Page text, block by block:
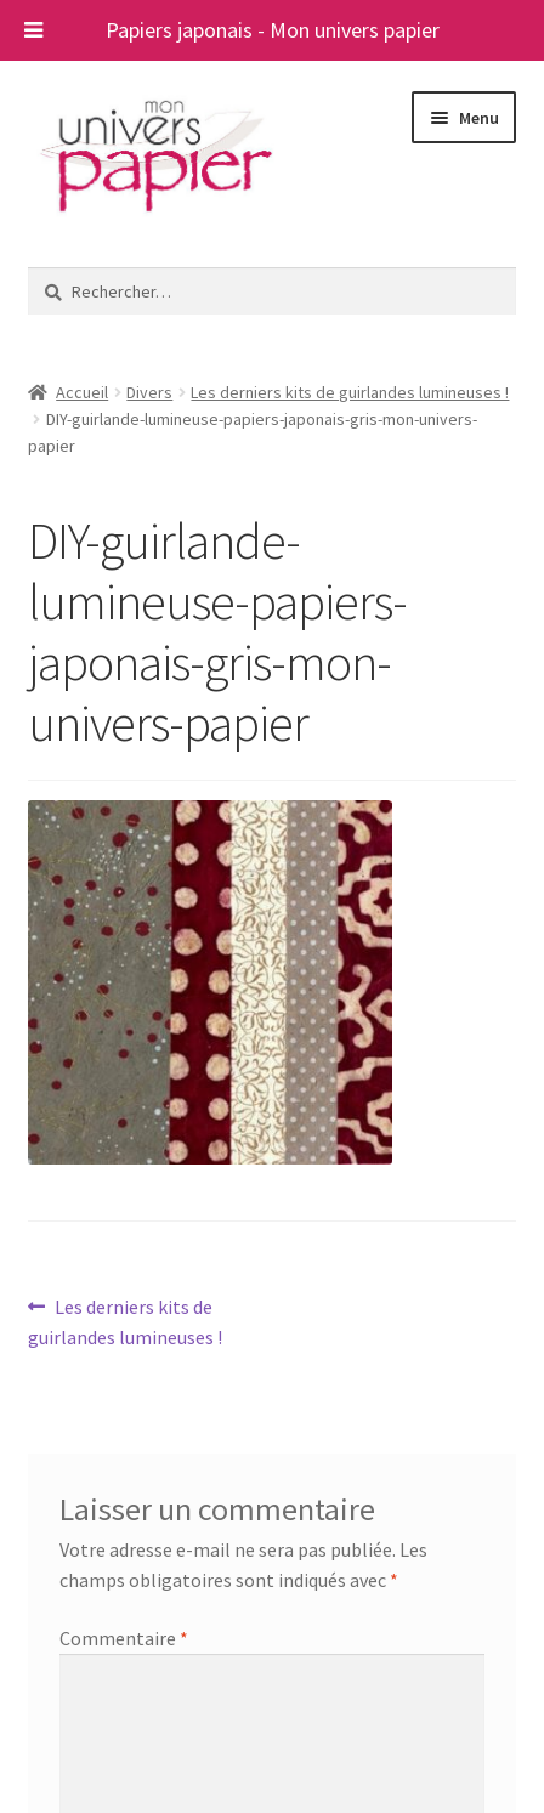
Papiers japonais - Mon univers papier
navigation
contenu
Menu
le
A propos
Contact
Rechercher :
Accueil Divers
Les derniers kits de guirlandes lumineuses !
DIY-guirlande-lumineuse-papiers-japonais-gris-mon-univers-
papier
DIY-guirlande-
lumineuse-papiers-
japonais-gris-mon-
univers-papier
Navigation
de
Article
précédent :
Les derniers kits de
guirlandes lumineuses !
Laisser un commentaire
Votre adresse e-mail ne sera pas publiée. Les
champs obligatoires sont indiqués avec *
Commentaire *